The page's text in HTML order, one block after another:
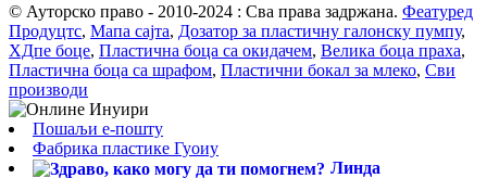
© Ауторско право - 2010-2024 : Сва права задржана. Феатуред
Продуцтс, Мапа сајта, Дозатор за пластичну галонску пумпу,
ХДпе боце, Пластична боца са окидачем, Велика боца праха,
Пластична боца са шрафом, Пластични бокал за млеко, Сви
производи
Пошаљи е-пошту
Фабрика пластике Гуоиу
Линда